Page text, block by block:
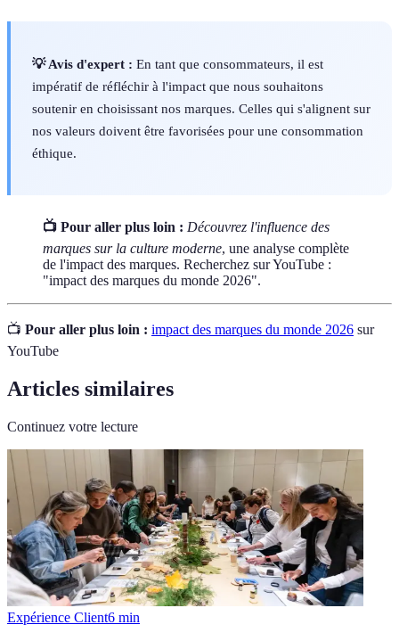
💡 Avis d'expert : En tant que consommateurs, il est
impératif de réfléchir à l'impact que nous souhaitons
soutenir en choisissant nos marques. Celles qui s'alignent sur
nos valeurs doivent être favorisées pour une consommation
éthique.
📺 Pour aller plus loin : Découvrez l'influence des
marques sur la culture moderne, une analyse complète
de l'impact des marques. Recherchez sur YouTube :
"impact des marques du monde 2026".
📺 Pour aller plus loin : impact des marques du monde 2026 sur
YouTube
Articles similaires
Continuez votre lecture
Expérience Client6 min